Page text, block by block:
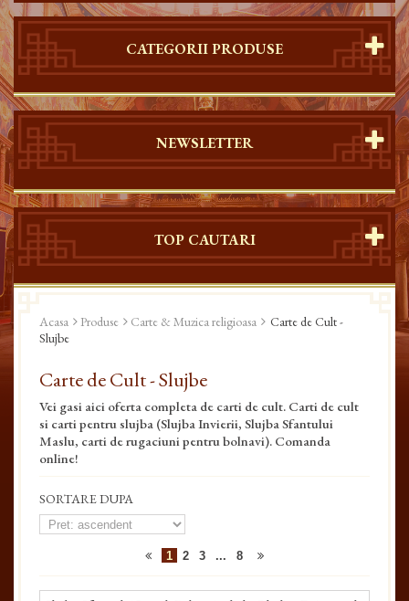
CATEGORII PRODUSE
NEWSLETTER
TOP CAUTARI
Acasa Produse Carte & Muzica religioasa
Carte de Cult -
Slujbe
Carte de Cult - Slujbe
Vei gasi aici oferta completa de carti de cult. Carti de cult
si carti pentru slujba (Slujba Invierii, Slujba Sfantului
Maslu, carti de rugaciuni pentru bolnavi). Comanda
online!
SORTARE DUPA
1 2 3 ... 8